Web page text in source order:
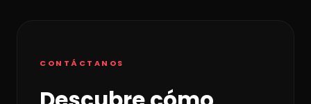
CONTÁCTANOS